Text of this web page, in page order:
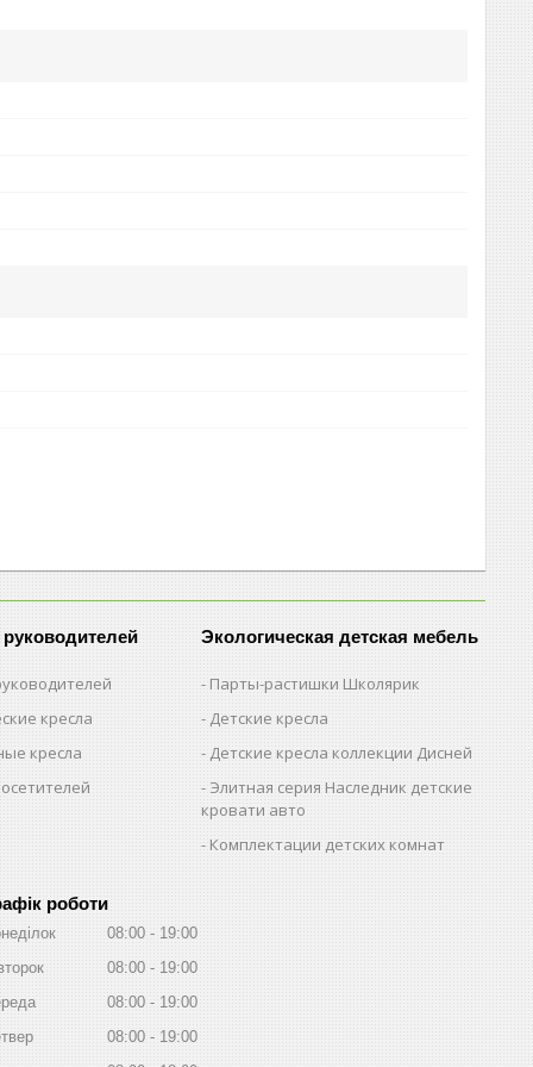
кресла
кресла
Экологическая детская мебель
Парты-растишки Школярик
Детские кресла
Детские кресла коллекции Дисней
Элитная серия Наследник детские
кровати авто
Комплектации детских комнат
роботи
08:00
19:00
08:00
19:00
08:00
19:00
08:00
19:00